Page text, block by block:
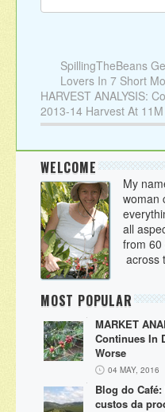
SpillingTheBeans
Lovers In 7 Short
HARVEST ANALYSIS:
2013-14 Harvest At
WELCOME
My
woman
all
from 60
across
MOST POPULAR
MARKET
Continues In
Worse
04 MAY, 2016
Blog do
custos da